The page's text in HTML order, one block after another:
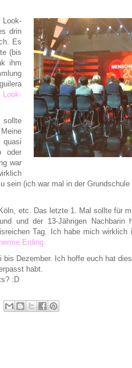
Look-
drin
Es
(bis
ihm
Look-
oder
war
sein (ich war mal in der
etc. Das letzte 1. Mal sollte für
und der 13-Jährigen Nachbarin
Tag. Ich habe mich wirklich
Erding
Dezember. Ich hoffe euch hat
habt.
:D